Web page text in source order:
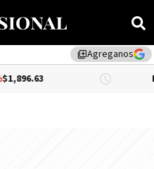
library_addAgreganos
DÓLAR